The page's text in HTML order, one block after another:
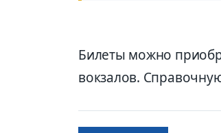
Билеты можно
вокзалов.